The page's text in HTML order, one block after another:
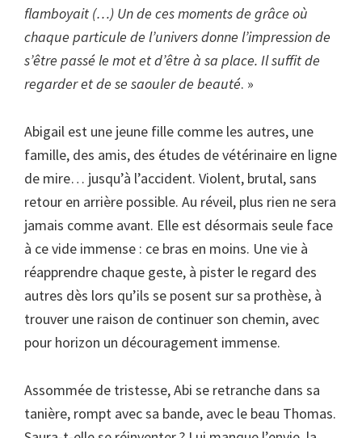
flamboyait (…) Un de ces moments de grâce où
chaque particule de l’univers donne l’impression de
s’être passé le mot et d’être à sa place. Il suffit de
regarder et de se saouler de beauté. »
Abigail est une jeune fille comme les autres, une
famille, des amis, des études de vétérinaire en ligne
de mire… jusqu’à l’accident. Violent, brutal, sans
retour en arrière possible. Au réveil, plus rien ne sera
jamais comme avant. Elle est désormais seule face
à ce vide immense : ce bras en moins. Une vie à
réapprendre chaque geste, à pister le regard des
autres dès lors qu’ils se posent sur sa prothèse, à
trouver une raison de continuer son chemin, avec
pour horizon un découragement immense.
Assommée de tristesse, Abi se retranche dans sa
tanière, rompt avec sa bande, avec le beau Thomas.